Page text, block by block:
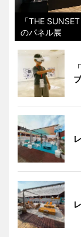
「THE
のパネル展